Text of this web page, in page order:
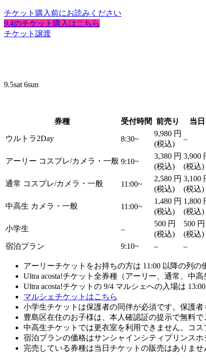
チケット購入前にお読みください
9.4のチケット購入はこちら
チケット譲渡
9.5sat 6sun
券種 受付時間 前売り 当日
ウルトラ2Day 8:30~
9,980 円
(税込)
–
アーリー コスプレ/カメラ・一般 9:10~
3,380 円
(税込)
3,900
(税込)
通常 コスプレ/カメラ・一般 11:00~
2,580 円
(税込)
3,100
(税込)
中高生 カメラ・一般 11:00~
1,480 円
(税込)
1,800
(税込)
小学生 –
500 円
(税込)
500 円
(税込)
宿泊プラン
9:10~ – –
アーリーチケットをお持ちの方は 11:00 以降の列
Ultra acosta!チケット全券種（アーリー、通常、中
Ultra acosta!チケットの 9/4 マルシェへの入場は
マルシェチケットはこちら
小学生チケットは保護者の同伴が必須です。保護
豊島区在住のお子様は、本人確認証の提示で無料で
中高生チケットでは更衣室を利用できません。コ
宿泊プランの価格はサンシャインシティプリンスホ
完売している券種は当日チケットの販売はありま